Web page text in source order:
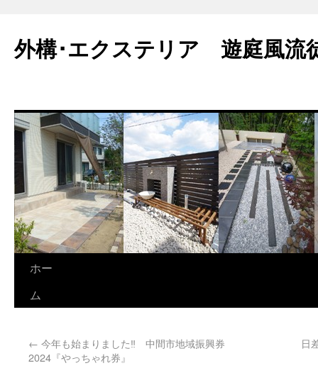
外構･エクステリア 遊庭風流
ホー
ム
← 今年も始まりました‼ 中間市地域振興券
2024『やっちゃれ券』
日